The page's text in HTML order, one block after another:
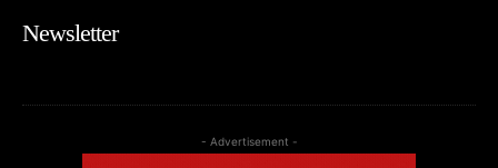
Newsletter
- Advertisement -